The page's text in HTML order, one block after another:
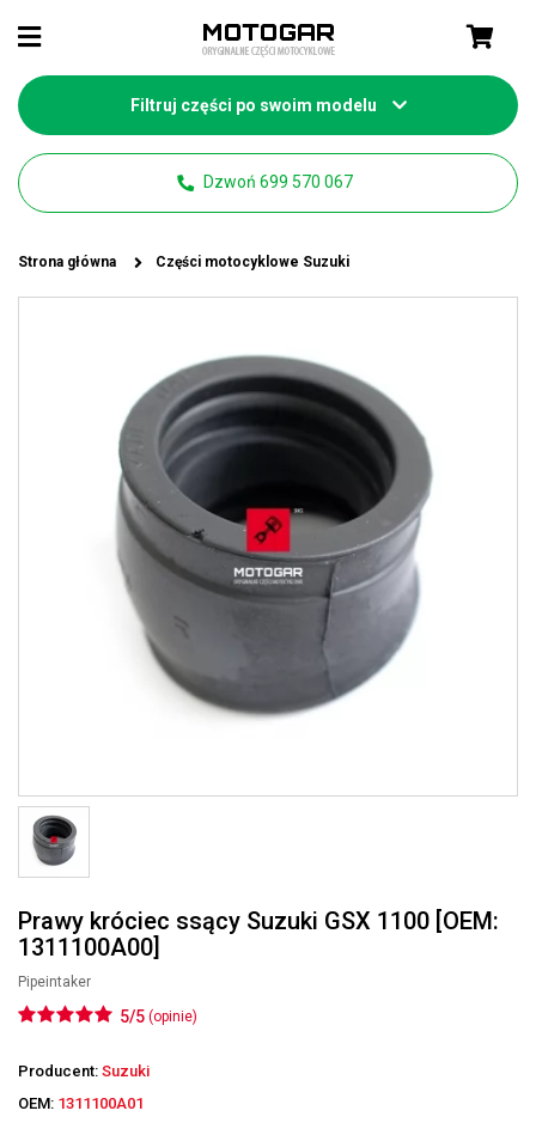
Filtruj części po swoim modelu
Dzwoń 699 570 067
Strona główna Części motocyklowe Suzuki
Prawy króciec ssący Suzuki GSX 1100 [OEM:
1311100A00]
Pipeintaker
5/5 (opinie)
Producent: Suzuki
OEM: 1311100A01